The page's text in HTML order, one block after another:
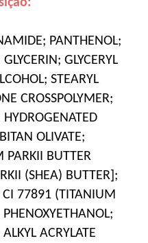
PANTHENOL;
GLYCERYL
STEARYL
CROSSPOLYMER;
HYDROGENATED
OLIVATE;
PARKII BUTTER
(SHEA) BUTTER];
CI 77891 (TITANIUM
ACRYLATE